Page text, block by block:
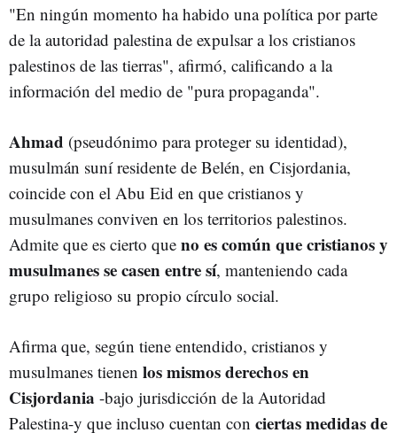
"En ningún momento ha habido una política por parte
de la autoridad palestina de expulsar a los cristianos
palestinos de las tierras", afirmó, calificando a la
información del medio de "pura propaganda".
Ahmad (pseudónimo para proteger su identidad),
musulmán suní residente de Belén, en Cisjordania,
coincide con el Abu Eid en que cristianos y
musulmanes conviven en los territorios palestinos.
Admite que es cierto que no es común que cristianos y
musulmanes se casen entre sí, manteniendo cada
grupo religioso su propio círculo social.
Afirma que, según tiene entendido, cristianos y
musulmanes tienen los mismos derechos en
Cisjordania -bajo jurisdicción de la Autoridad
Palestina-y que incluso cuentan con ciertas medidas de